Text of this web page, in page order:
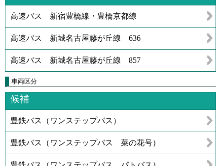
高速バス 新宿豊橋線・豊橋京都線
高速バス 新城名古屋藤が丘線 636
高速バス 新城名古屋藤が丘線 857
車両区分
候補
豊鉄バス（ワンステップバス）
豊鉄バス（ワンステップバス 菜の花号）